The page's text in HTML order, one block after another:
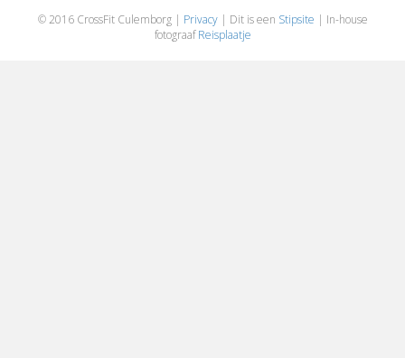
© 2016 CrossFit Culemborg | Privacy| Dit is een Stipsite | In-house
fotograafReisplaatje